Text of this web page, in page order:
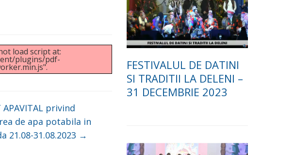
load script at:
plugins/pdf-
APAVITAL privind
de apa potabila in
21.08-31.08.2023 →
FESTIVALUL DE DATINI
SI TRADITII LA DELENI –
31 DECEMBRIE 2023